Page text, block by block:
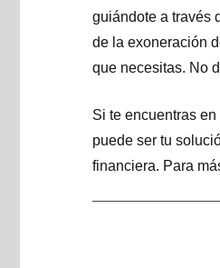
guiándote a través
de la exoneración
que necesitas. No
Si te encuentras
puede ser tu
financiera. Para